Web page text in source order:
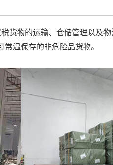
物的运输、仓储管理以及
温保存的非危险品货物。